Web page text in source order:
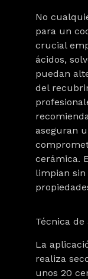
No
para un
crucial
ácidos,
puedan
del
aseguran
cerámica.
limpian sin
Técnica
La
realiza
unos 20